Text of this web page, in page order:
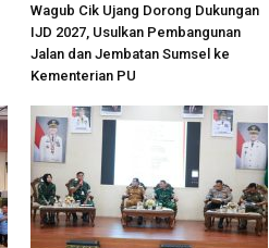
Wagub Cik Ujang Dorong Dukungan
IJD 2027, Usulkan Pembangunan
Jalan dan Jembatan Sumsel ke
Kementerian PU